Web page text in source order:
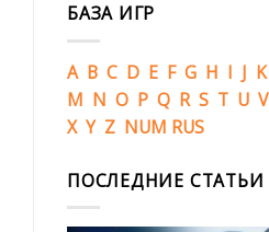
БАЗА ИГР
A B C D E F G H I J K
M N O P Q R S T U V
X Y Z NUM RUS
ПОСЛЕДНИЕ СТАТЬИ